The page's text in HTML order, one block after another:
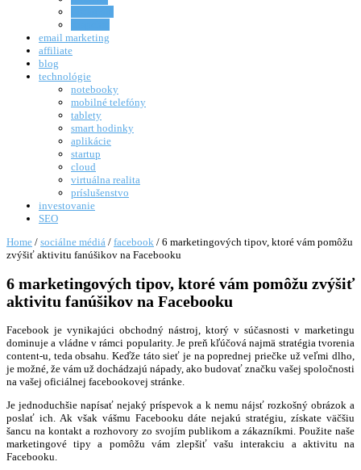
email marketing
affiliate
blog
technológie
notebooky
mobilné telefóny
tablety
smart hodinky
aplikácie
startup
cloud
virtuálna realita
príslušenstvo
investovanie
SEO
Home / sociálne médiá / facebook / 6 marketingových tipov, ktoré vám pomôžu
zvýšiť aktivitu fanúšikov na Facebooku
6 marketingových tipov, ktoré vám pomôžu zvýšiť
aktivitu fanúšikov na Facebooku
Facebook je vynikajúci obchodný nástroj, ktorý v súčasnosti v marketingu
dominuje a vládne v rámci popularity. Je preň kľúčová najmä stratégia tvorenia
content-u, teda obsahu. Keďže táto sieť je na poprednej priečke už veľmi dlho,
je možné, že vám už dochádzajú nápady, ako budovať značku vašej spoločnosti
na vašej oficiálnej facebookovej stránke.
Je jednoduchšie napísať nejaký príspevok a k nemu nájsť rozkošný obrázok a
poslať ich. Ak však vášmu Facebooku dáte nejakú stratégiu, získate väčšiu
šancu na kontakt a rozhovory zo svojím publikom a zákazníkmi. Použite naše
marketingové tipy a pomôžu vám zlepšiť vašu interakciu a aktivitu na
Facebooku.